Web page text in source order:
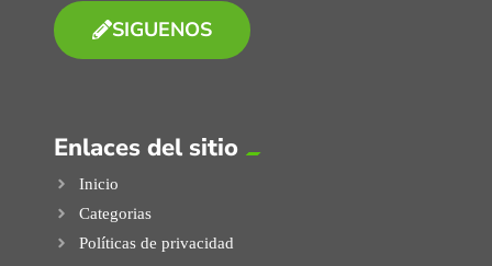
SIGUENOS
Enlaces del sitio
Inicio
Categorias
Políticas de privacidad